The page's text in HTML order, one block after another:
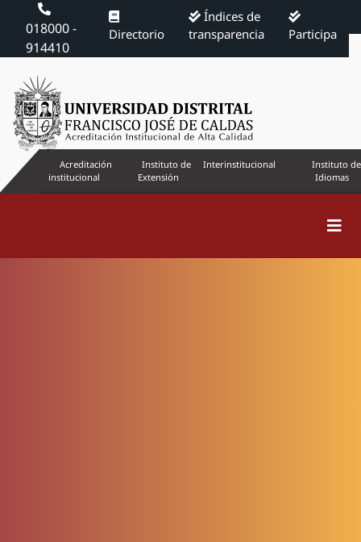
018000 -
914410
Directorio
Índices de
transparencia
Participa
Acreditación
institucional
Instituto de
Extensión
Interinstitucional
Instituto de
Idiomas